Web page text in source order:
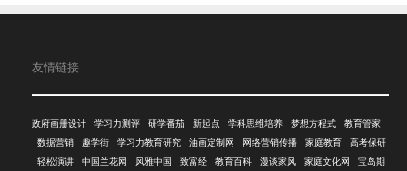
友情链接
政府画册设计 学习力测评 研学番茄 新起点 学科思维培养 梦想方程式
教育管家
数据营销
趣学街 学习力教育研究 油画定制网 网络营销传播 家庭教育
高考保研
轻松演讲
中国兰花网 风雅中国 致富经 教育百科 漫谈家风 家庭文化网
宝岛期